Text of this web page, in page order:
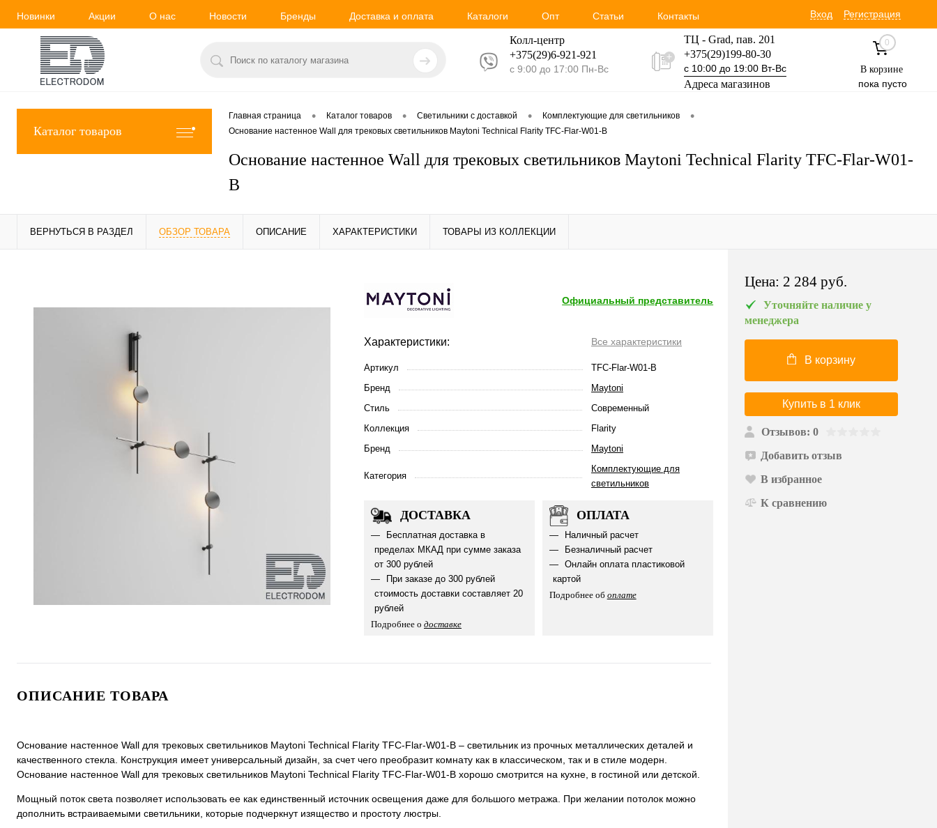
Новинки Акции О нас Новости Бренды Доставка и оплата Каталоги Опт Статьи Контакты Вход Регистрация
Колл-центр
+375(29)6-921-921
с 9:00 до 17:00 Пн-Вс
ТЦ - Grad, пав. 201
+375(29)199-80-30
с 10:00 до 19:00 Вт-Вс
Адреса магазинов
+375(29)354-30-60
0
В корзине
пока пусто
Каталог товаров
Главная страница • Каталог товаров • Светильники с доставкой • Комплектующие для светильников •
Основание настенное Wall для трековых светильников Maytoni Technical Flarity TFC-Flar-W01-B
Основание настенное Wall для трековых светильников Maytoni Technical Flarity TFC-Flar-W01-
B
ВЕРНУТЬСЯ В РАЗДЕЛ ОБЗОР ТОВАРА ОПИСАНИЕ ХАРАКТЕРИСТИКИ ТОВАРЫ ИЗ КОЛЛЕКЦИИ
Официальный представитель
Характеристики: Все характеристики
Артикул
TFC-Flar-W01-B
Бренд
Maytoni
Стиль
Современный
Коллекция
Flarity
Бренд
Maytoni
Категория
Комплектующие для
светильников
ДОСТАВКА
Бесплатная доставка в
пределах МКАД при сумме заказа
от 300 рублей
При заказе до 300 рублей
стоимость доставки составляет 20
рублей
Подробнее о доставке
ОПЛАТА
Наличный расчет
Безналичный расчет
Онлайн оплата пластиковой
картой
Подробнее об оплате
ОПИСАНИЕ ТОВАРА
Основание настенное Wall для трековых светильников Maytoni Technical Flarity TFC-Flar-W01-B – светильник из прочных металлических деталей и
качественного стекла. Конструкция имеет универсальный дизайн, за счет чего преобразит комнату как в классическом, так и в стиле модерн.
Основание настенное Wall для трековых светильников Maytoni Technical Flarity TFC-Flar-W01-B хорошо смотрится на кухне, в гостиной или детской.
Мощный поток света позволяет использовать ее как единственный источник освещения даже для большого метража. При желании потолок можно
дополнить встраиваемыми светильники, которые подчеркнут изящество и простоту люстры.
Цена: 2 284 pуб.
Уточняйте наличие у
менеджера
В корзину
Купить в 1 клик
Отзывов: 0
Добавить отзыв
В избранное
К сравнению